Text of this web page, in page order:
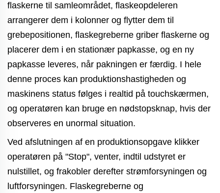
flaskerne til samleområdet, flaskeopdeleren
arrangerer dem i kolonner og flytter dem til
grebepositionen, flaskegreberne griber flaskerne og
placerer dem i en stationær papkasse, og en ny
papkasse leveres, når pakningen er færdig. I hele
denne proces kan produktionshastigheden og
maskinens status følges i realtid på touchskærmen,
og operatøren kan bruge en nødstopsknap, hvis der
observeres en unormal situation.
Ved afslutningen af en produktionsopgave klikker
operatøren på "Stop", venter, indtil udstyret er
nulstillet, og frakobler derefter strømforsyningen og
luftforsyningen. Flaskegreberne og